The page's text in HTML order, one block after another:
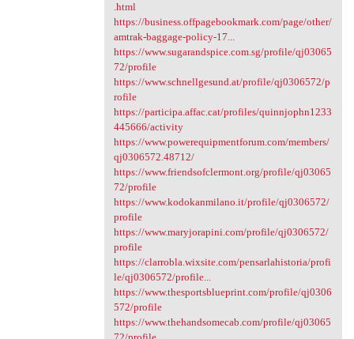
.html
https://business.offpagebookmark.com/page/other/
amtrak-baggage-policy-17...
https://www.sugarandspice.com.sg/profile/qj03065
72/profile
https://www.schnellgesund.at/profile/qj0306572/p
rofile
https://participa.affac.cat/profiles/quinnjophn1233
445666/activity
https://www.powerequipmentforum.com/members/
qj0306572.48712/
https://www.friendsofclermont.org/profile/qj03065
72/profile
https://www.kodokanmilano.it/profile/qj0306572/
profile
https://www.maryjorapini.com/profile/qj0306572/
profile
https://clarrobla.wixsite.com/pensarlahistoria/profi
le/qj0306572/profile...
https://www.thesportsblueprint.com/profile/qj0306
572/profile
https://www.thehandsomecab.com/profile/qj03065